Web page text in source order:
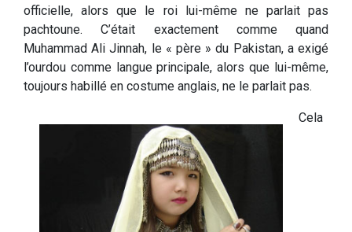
officielle, alors que le roi lui-même ne parlait pas
pachtoune. C’était exactement comme quand
Muhammad Ali Jinnah, le « père » du Pakistan, a exigé
l’ourdou comme langue principale, alors que lui-même,
toujours habillé en costume anglais, ne le parlait pas.
Cela